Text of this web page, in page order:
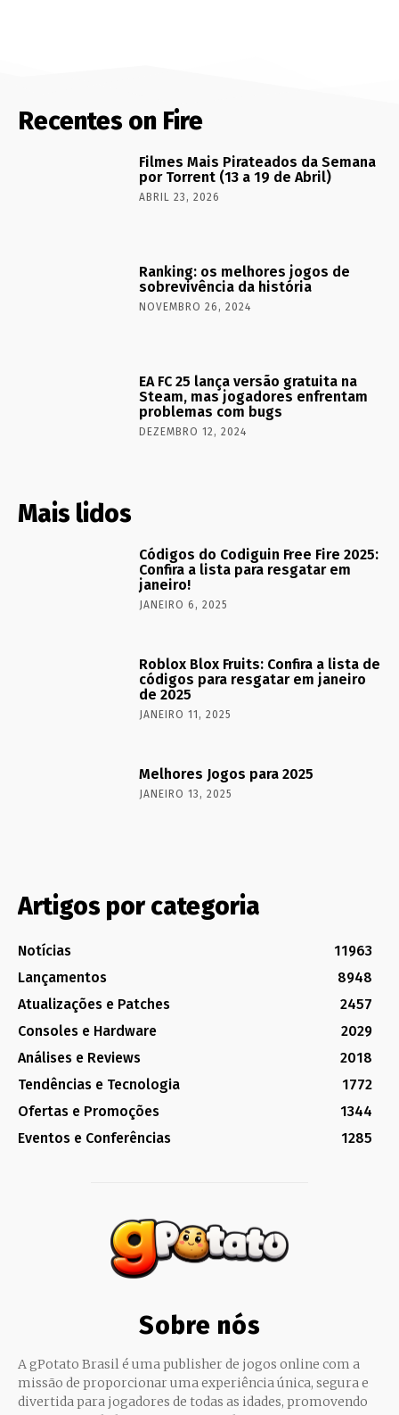
Recentes on Fire
Filmes Mais Pirateados da Semana
por Torrent (13 a 19 de Abril)
ABRIL 23, 2026
Ranking: os melhores jogos de
sobrevivência da história
NOVEMBRO 26, 2024
EA FC 25 lança versão gratuita na
Steam, mas jogadores enfrentam
problemas com bugs
DEZEMBRO 12, 2024
Mais lidos
Códigos do Codiguin Free Fire 2025:
Confira a lista para resgatar em
janeiro!
JANEIRO 6, 2025
Roblox Blox Fruits: Confira a lista de
códigos para resgatar em janeiro
de 2025
JANEIRO 11, 2025
Melhores Jogos para 2025
JANEIRO 13, 2025
Artigos por categoria
Notícias
11963
Lançamentos
8948
Atualizações e Patches
2457
Consoles e Hardware
2029
Análises e Reviews
2018
Tendências e Tecnologia
1772
Ofertas e Promoções
1344
Eventos e Conferências
1285
Sobre nós
A gPotato Brasil é uma publisher de jogos online com a
missão de proporcionar uma experiência única, segura e
divertida para jogadores de todas as idades, promovendo